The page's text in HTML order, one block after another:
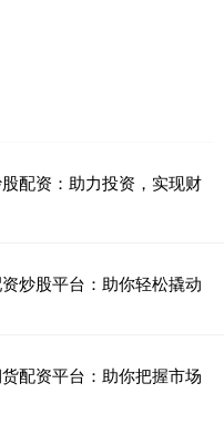
配资：助力投资，实现财
炒股平台：助你轻松撬动
配资平台：助你把握市场